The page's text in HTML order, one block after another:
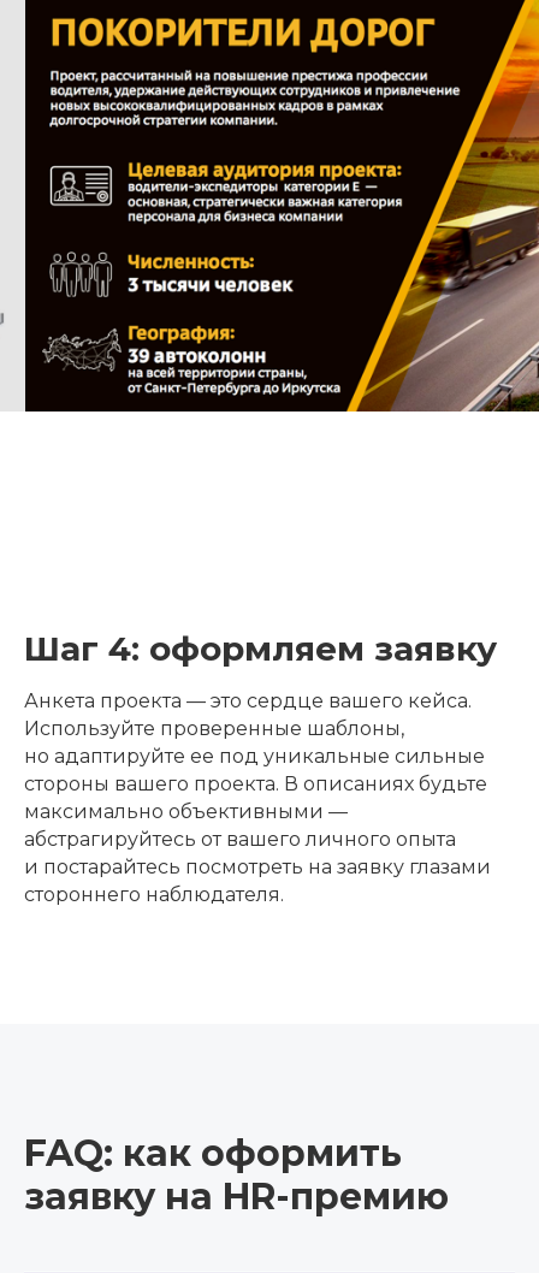
Шаг 4: оформляем заявку
Анкета проекта — это сердце вашего кейса.
Используйте проверенные шаблоны,
но адаптируйте ее под уникальные сильные
стороны вашего проекта. В описаниях будьте
максимально объективными —
абстрагируйтесь от вашего личного опыта
и постарайтесь посмотреть на заявку глазами
стороннего наблюдателя.
FAQ: как оформить
заявку на HR-премию